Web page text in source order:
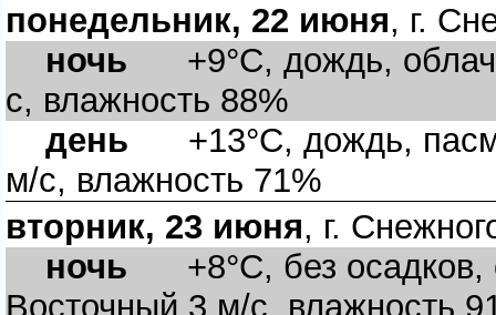
понедельник, 22 июня, г.
ночь +9°C, дождь,
с, влажность 88%
день +13°C, дождь,
м/с, влажность 71%
торник, 23 июня, г.
ночь +8°C, без осадков,
осточный,3 м/с, влажность